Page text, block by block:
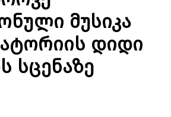
მუსიკა
დიდი
სცენაზე